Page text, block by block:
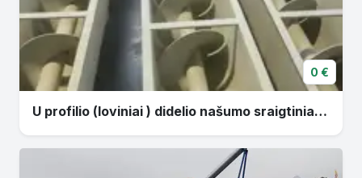
0 €
U profilio (loviniai ) didelio našumo sraigtiniai transporteriai